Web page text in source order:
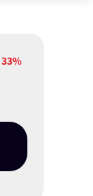
33%